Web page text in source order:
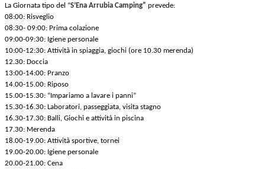
La Giornata tipo del “S’Ena Arrubia Camping” prevede:
08:00: Risveglio
08:30- 09:00: Prima colazione
09:00-09:30: Igiene personale
10:00-12:30: Attività in spiaggia, giochi (ore 10.30 merenda)
12.30: Doccia
13:00-14:00: Pranzo
14.00-15.00: Riposo
15.00-15.30: “Impariamo a lavare i panni”
15.30-16.30: Laboratori, passeggiata, visita stagno
16.30-17.30: Balli, Giochi e attività in piscina
17.30: Merenda
18.00-19.00: Attività sportive, tornei
19.00-20.00: Igiene personale
20.00-21.00: Cena